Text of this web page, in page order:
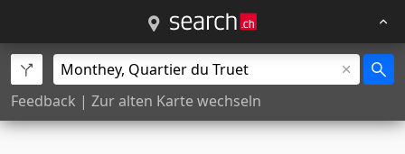
Feedback | Zur alten Karte wechseln